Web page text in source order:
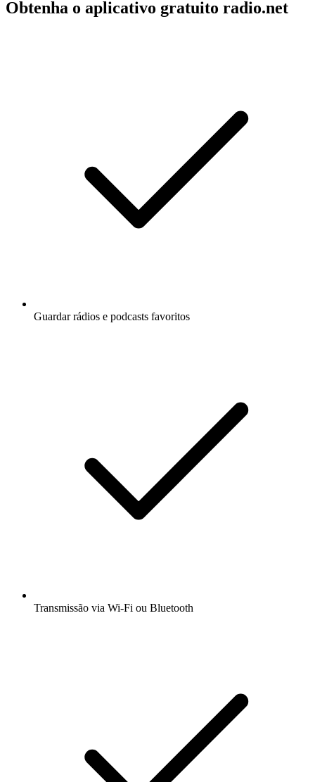
Obtenha o aplicativo gratuito radio.net
Guardar rádios e podcasts favoritos
Transmissão via Wi-Fi ou Bluetooth